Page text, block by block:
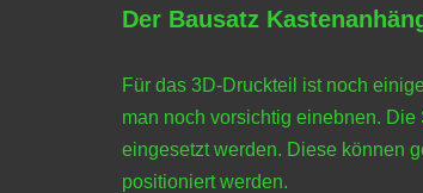
Der Bausatz
Für das 3D-Druckteil ist noch
man noch vorsichtig einebnen.
eingesetzt werden. Diese können
positioniert werden.